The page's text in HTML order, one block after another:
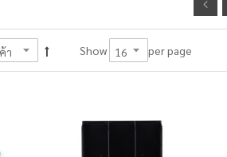
Show per page